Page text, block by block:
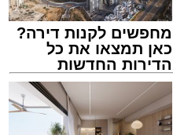
מחפשים לקנות דירה?
כאן תמצאו את כל
הדירות החדשות
למכירה באשדוד >>>